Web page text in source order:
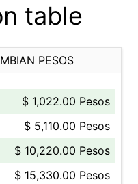
table
PESOS
$ 1,022.00 Pesos
$ 5,110.00 Pesos
$ 10,220.00 Pesos
$ 15,330.00 Pesos